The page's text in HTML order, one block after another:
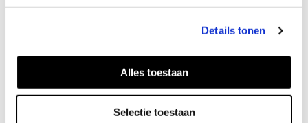
Details tonen
Alles toestaan
Selectie toestaan
Onda Ohrringe